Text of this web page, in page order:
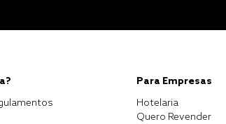
Para Empresas
Hotelaria
Quero Revender